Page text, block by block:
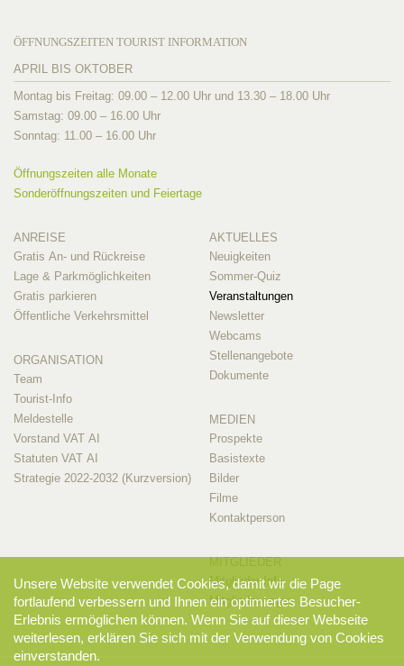
ÖFFNUNGSZEITEN TOURIST INFORMATION
APRIL BIS OKTOBER
Montag bis Freitag: 09.00 – 12.00 Uhr und 13.30 – 18.00 Uhr
Samstag: 09.00 – 16.00 Uhr
Sonntag: 11.00 – 16.00 Uhr
Öffnungszeiten alle Monate
Sonderöffnungszeiten und Feiertage
ANREISE
Gratis An- und Rückreise
Lage & Parkmöglichkeiten
Gratis parkieren
Öffentliche Verkehrsmittel
ORGANISATION
Team
Tourist-Info
Meldestelle
Vorstand VAT AI
Statuten VAT AI
Strategie 2022-2032 (Kurzversion)
AKTUELLES
Neuigkeiten
Sommer-Quiz
Veranstaltungen
Newsletter
Webcams
Stellenangebote
Dokumente
MEDIEN
Prospekte
Basistexte
Bilder
Filme
Kontaktperson
Mitglieder-Info
Mitglieder-Login
Unsere Website verwendet Cookies, damit wir die Page
fortlaufend verbessern und Ihnen ein optimiertes Besucher-
Erlebnis ermöglichen können. Wenn Sie auf dieser Webseite
weiterlesen, erklären Sie sich mit der Verwendung von Cookies
einverstanden.